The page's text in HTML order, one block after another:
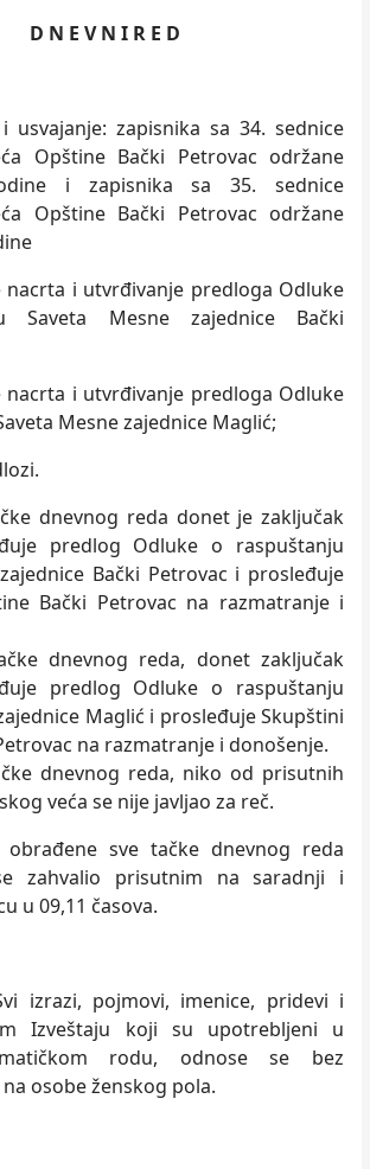
D N E V N I R E D
usvajanje: zapisnika sa 34. sednice
Opštine Bački Petrovac održane
i zapisnika sa 35. sednice
Opštine Bački Petrovac održane
nacrta i utvrđivanje predloga Odluke
Saveta Mesne zajednice Bački
nacrta i utvrđivanje predloga Odluke
Mesne zajednice Maglić;
dnevnog reda donet je zaklјučak
predlog Odluke o raspuštanju
Bački Petrovac i prosleđuje
Bački Petrovac na razmatranje i
dnevnog reda, donet zaklјučak
predlog Odluke o raspuštanju
Maglić i prosleđuje Skupštini
na razmatranje i donošenje.
dnevnog reda, niko od prisutnih
veća se nije javlјao za reč.
sve tačke dnevnog reda
zahvalio prisutnim na saradnji i
u 09,11 časova.
izrazi, pojmovi, imenice, pridevi i
Izveštaju koji su upotreblјeni u
rodu, odnose se bez
osobe ženskog pola.